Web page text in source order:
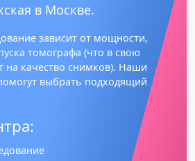
в Москве.
зависит от мощности,
томографа (что в свою
на качество снимков). Наши
выбрать подходящий